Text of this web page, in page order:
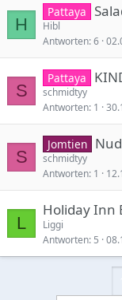
H
Pattaya
Hibl
Antworten 6
S
Pattaya
schmidtyy
Antworten 1
S
Jomtien
schmidtyy
Antworten 1
L
Holiday Inn
Liggi
Antworten 5